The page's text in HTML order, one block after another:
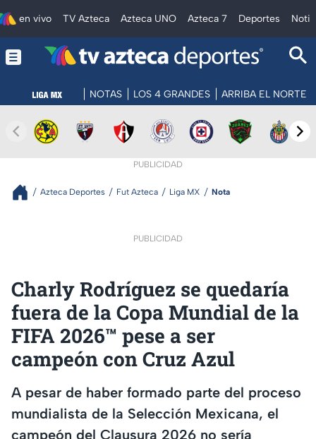
en vivo TV Azteca Azteca UNO Azteca 7 Deportes
NOTAS LOS 4 GRANDES ARRIBA EL NORTE
PUBLICIDAD
Azteca Deportes Fut Azteca Liga MX Nota
PUBLICIDAD
Charly Rodríguez se quedaría
fuera de la Copa Mundial de la
FIFA 2026™ pese a ser
campeón con Cruz Azul
A pesar de haber formado parte del proceso
mundialista de la Selección Mexicana, el
campeón del Clausura 2026 no sería